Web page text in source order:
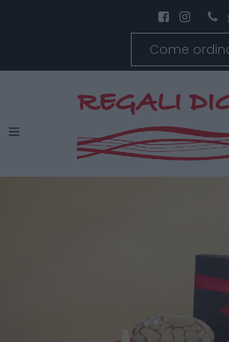
Come